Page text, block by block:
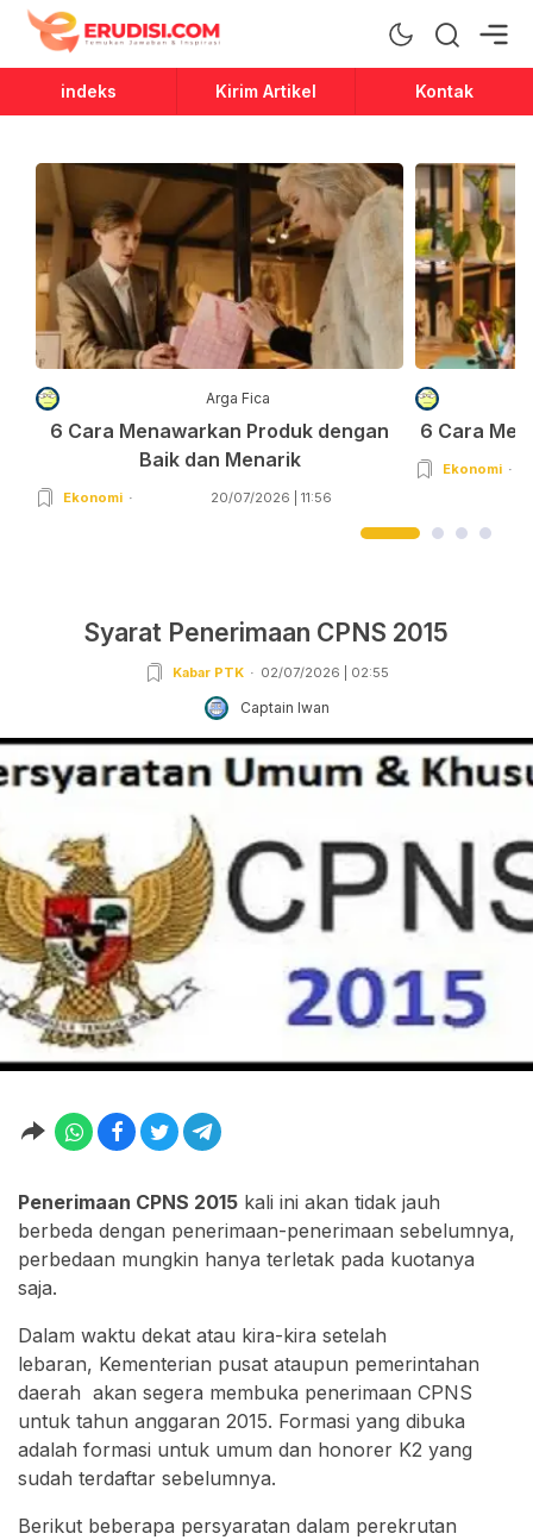
Erudisi
Temukan Jawaban dan Inspirasi
indeks Kirim Artikel Kontak
Arga Fica
6 Cara Menawarkan Produk dengan
Baik dan Menarik
Ekonomi 20/07/2026 | 11:56
6 Cara
Ekonomi
Syarat Penerimaan CPNS 2015
Kabar PTK 02/07/2026 | 02:55
Captain Iwan
Penerimaan CPNS 2015 kali ini akan tidak jauh
berbeda dengan penerimaan-penerimaan sebelumnya,
perbedaan mungkin hanya terletak pada kuotanya
saja.
Dalam waktu dekat atau kira-kira setelah
lebaran, Kementerian pusat ataupun pemerintahan
daerah akan segera membuka penerimaan CPNS
untuk tahun anggaran 2015. Formasi yang dibuka
adalah formasi untuk umum dan honorer K2 yang
sudah terdaftar sebelumnya.
Berikut beberapa persyaratan dalam perekrutan